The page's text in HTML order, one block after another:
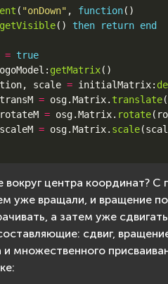
( "onDown" , function()
getVisible() then return end
= true
: getMatrix()
, scale = initialMatrix:
transM = osg.Matrix. translate(
rotateM = osg.Matrix. rotate(
scaleM = osg.Matrix. scale(
вокруг центра
уже вращали, и вращение
а затем уже
сдвиг,
множественного